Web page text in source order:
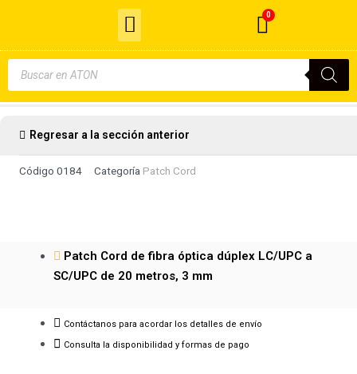
contenido
Menu 0Cart
Búsqueda
de
productos
Regresar a la sección anterior
Código 0184 Categoría Patch Cord
Patch Cord de fibra óptica dúplex LC/UPC a
SC/UPC de 20 metros, 3 mm
Contáctanos para acordar los detalles de envío
Consulta la disponibilidad y formas de pago